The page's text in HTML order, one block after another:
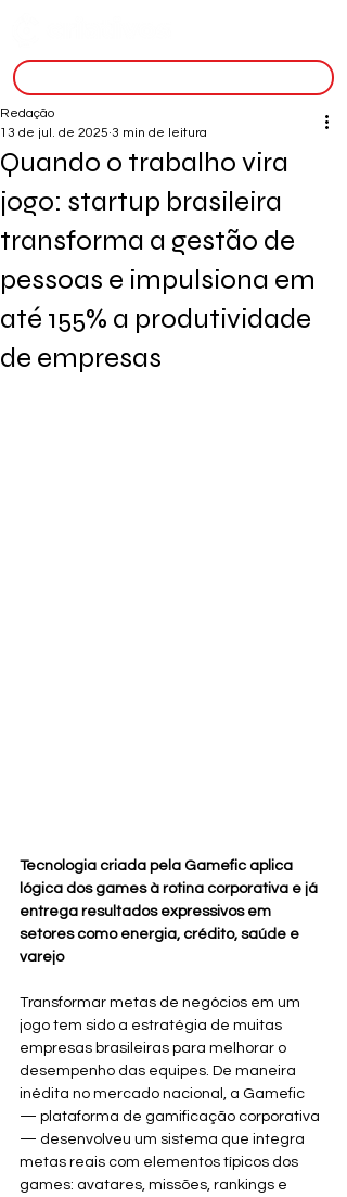
Quando o trabalho vira
jogo: startup brasileira
transforma a gestão de
pessoas e impulsiona em
até 155% a produtividade
de empresas
Redação
13 de jul. de 2025 3 min de leitura
Tecnologia criada pela Gamefic aplica
lógica dos games à rotina corporativa e já
entrega resultados expressivos em
setores como energia, crédito, saúde e
varejo
Transformar metas de negócios em um
jogo tem sido a estratégia de muitas
empresas brasileiras para melhorar o
desempenho das equipes. De maneira
inédita no mercado nacional, a Gamefic
— plataforma de gamificação corporativa
— desenvolveu um sistema que integra
metas reais com elementos típicos dos
games: avatares, missões, rankings e